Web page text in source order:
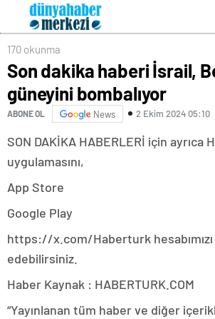
170 okunma
Son dakika haberi İsrail,
güneyini bombalıyor
ABONE OL News 2 Ekim 2024 05:10
SON DAKİKA HABERLERİ için ayrıca
uygulamasını,
App Store
Google Play
https://x.com/Haberturk
edebilirsiniz.
Haber Kaynak : HABERTURK.COM
“Yayınlanan tüm haber ve diğer